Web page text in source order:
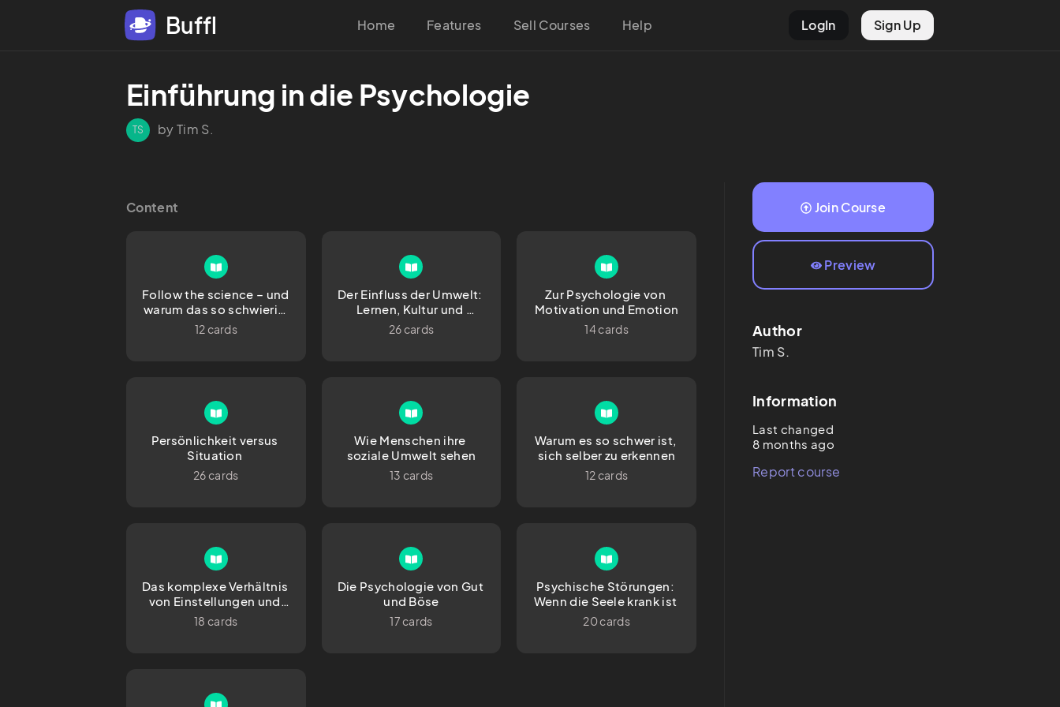
Buffl Home Features Sell Courses Help LogIn Sign Up
Einführung in die Psychologie
TS by Tim S.
Content
Follow the science – und
warum das so schwierig
ist
12 cards
Der Einfluss der Umwelt:
Lernen, Kultur und
Sozialisation
26 cards
Zur Psychologie von
Motivation und Emotion
14 cards
Persönlichkeit versus
26 cards
Wie Menschen ihre
soziale Umwelt sehen
13 cards
Warum es so schwer ist,
sich selber zu erkennen
12 cards
Das komplexe Verhältnis
von Einstellungen und
Verhalten – nur wer sich
18 cards
Die Psychologie von Gut
und Böse
17 cards
Psychische Störungen:
20 cards
Join Course
Preview
Author
Tim S.
Information
Last changed
8 months ago
Report course